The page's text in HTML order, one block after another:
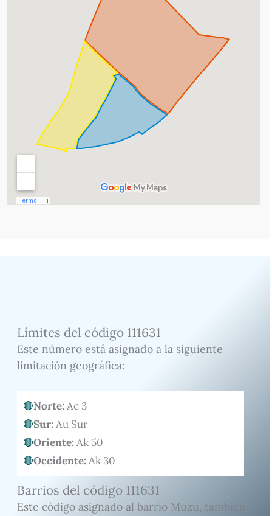
Límites del código 111631
Este número está asignado a la siguiente
limitación geográfica:
Norte:Ac 3
Sur:Au Sur
Oriente:Ak 50
Occidente:Ak 30
Barrios del código 111631
Este código asignado al barrio Muzu, también